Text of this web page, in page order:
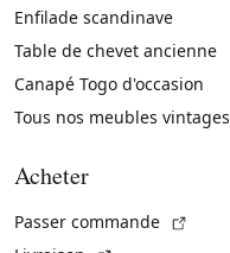
Enfilade scandinave
Table de chevet ancienne
Canapé Togo d'occasion
Tous nos meubles vintages
Acheter
Passer commande